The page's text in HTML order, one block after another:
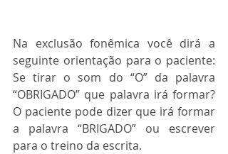
Na exclusão fonêmica você dirá a
seguinte orientação para o paciente:
Se tirar o som do “O” da palavra
“OBRIGADO” que palavra irá formar?
O paciente pode dizer que irá formar
a palavra “BRIGADO” ou escrever
para o treino da escrita.